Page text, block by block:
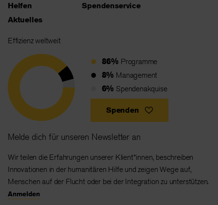
Helfen
Aktuelles
Spendenservice
Effizienz weltweit
86% Programme
8% Management
6% Spendenakquise
Spenden
Melde dich für unseren Newsletter an
Wir teilen die Erfahrungen unserer Klient*innen, beschreiben
Innovationen in der humanitären Hilfe und zeigen Wege auf,
Menschen auf der Flucht oder bei der Integration zu unterstützen.
Anmelden